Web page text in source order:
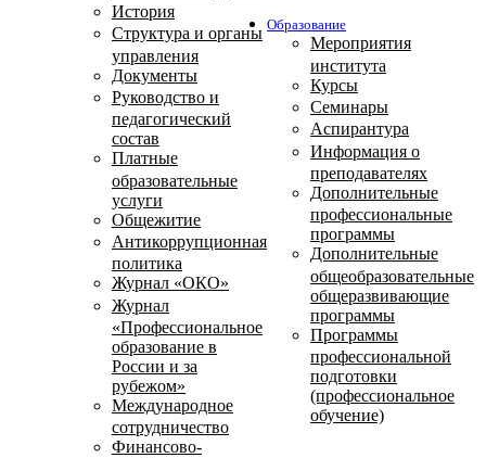
История
Структура и органы
управления
Документы
Руководство и
педагогический
состав
Платные
образовательные
услуги
Общежитие
Антикоррупционная
политика
Журнал «ОКО»
Журнал
«Профессиональное
образование в
России и за
рубежом»
Международное
сотрудничество
Финансово-
Образование
Мероприятия
института
Курсы
Семинары
Аспирантура
Информация о
преподавателях
Дополнительные
профессиональные
программы
Дополнительные
общеобразовательные
общеразвивающие
программы
Программы
профессиональной
подготовки
(профессиональное
обучение)